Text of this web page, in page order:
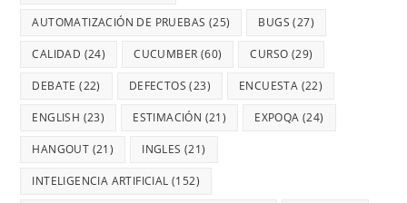
AUTOMATIZACIÓN DE PRUEBAS (25) BUGS (27)
CALIDAD (24) CUCUMBER (60) CURSO (29)
DEBATE (22) DEFECTOS (23) ENCUESTA (22)
ENGLISH (23) ESTIMACIÓN (21) EXPOQA (24)
HANGOUT (21) INGLES (21)
INTELIGENCIA ARTIFICIAL (152)